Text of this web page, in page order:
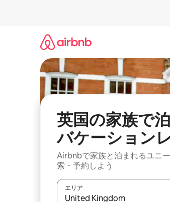
英国の家族で
バケーション
Airbnbで家族と泊まれるユニ
索・予約しよう
エリア
検索結果が表示されたら、上下